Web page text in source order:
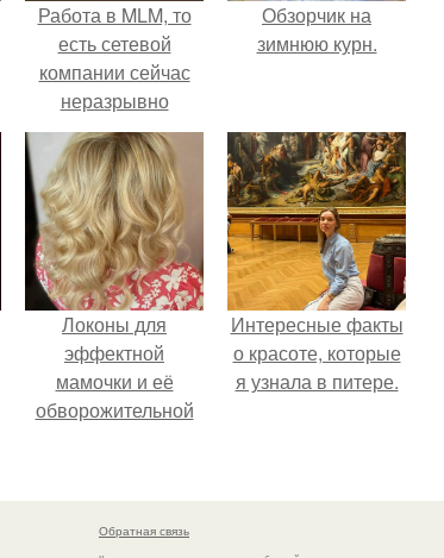
Работа в MLM, то
есть сетевой
компании сейчас
неразрывно
связана с создание
своего контента,
своей страницы в
соц сетях.
Обзорчик на
зимнюю курн.
Локоны для
эффектной
мамочки и её
обворожительной
Интересные факты
о красоте, которые
я узнала в питере.
Обратная связь